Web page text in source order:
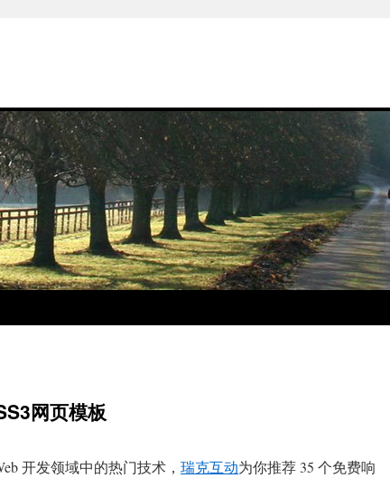
网页模板
开发领域中的热门技术， 瑞克互动为你推荐 35 个免费响